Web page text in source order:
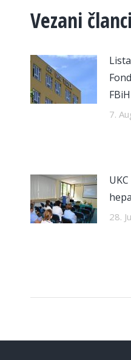
Vezani članci
FBiH
7.
28.